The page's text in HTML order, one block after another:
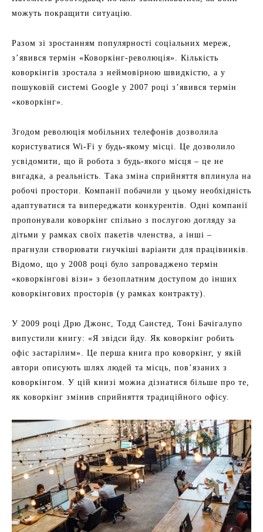
можуть покращити ситуацію.
Разом зі зростанням популярності соціальних мереж,
з’явився термін «Коворкінг-революція». Кількість
коворкінгів зростала з неймовірною швидкістю, а у
пошуковій системі Google у 2007 році з’явився термін
«коворкінг».
Згодом революція мобільних телефонів дозволила
користуватися Wi-Fi у будь-якому місці. Це дозволило
усвідомити, що й робота з будь-якого місця – це не
вигадка, а реальність. Така зміна сприйняття вплинула на
робочі простори. Компанії побачили у цьому необхідність
адаптуватися та випереджати конкурентів. Одні компанії
пропонували коворкінг спільно з послугою догляду за
дітьми у рамках своїх пакетів членства, а інші –
прагнули створювати гнучкіші варіанти для працівників.
Відомо, що у 2008 році було запроваджено термін
«коворкінгові візи» з безоплатним доступом до інших
коворкінгових просторів (у рамках контракту).
У 2009 році Дрю Джонс, Тодд Санстед, Тоні Бачігалупо
випустили книгу: «Я звідси йду. Як коворкінг робить
офіс застарілим». Це перша книга про коворкінг, у якій
автори описують шлях людей та місць, пов’язаних з
коворкінгом. У цій книзі можна дізнатися більше про те,
як коворкінг змінив сприйняття традиційного офісу.